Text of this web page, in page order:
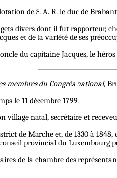
de S. A. R. le duc de
divers dont il fut rapporteur,
et de la variété de ses
du capitaine Jacques, le
membres du Congrès national,
le 11 décembre 1799.
village natal, secrétaire et
de Marche et, de 1830 à 1848,
provincial du Luxembourg
de la chambre des